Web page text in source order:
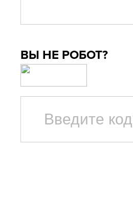
ВЫ НЕ РОБОТ?